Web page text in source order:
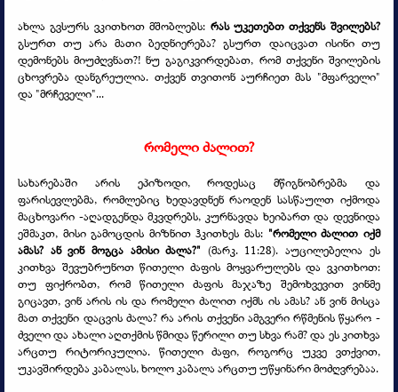
ახლა გვსურს ვკითხოთ მშობლებს: რას უკეთებთ თქვენს შვილებს?
გსურთ თუ არა მათი ბედნიერება? გსურთ დაიცვათ ისინი თუ
დემონებს მიუძღვნათ?! ნუ გაგიკვირდებათ, რომ თქვენი შვილების
ცხოვრება დანგრეულია. თქვენ თვითონ აურჩიეთ მას "მფარველი"
და "მრჩეველი"...
რომელი ძალით?
სახარებაში არის ეპიზოდი, როდესაც მწიგნობრებმა და
ფარისევლებმა, რომლებიც ხედავდნენ რაოდენ სასწაულთ იქმოდა
მაცხოვარი -აღადგენდა მკვდრებს, კურნავდა ხეიბართ და დევნიდა
ეშმაკთ, მისი გამოცდის მიზნით ჰკითხეს მას: "რომელი ძალით იქმ
ამას? ან ვინ მოგცა ამისი ძალა?" (მარკ. 11:28). აუცილებელია ეს
კითხვა შევუბრუნოთ წითელი ძაფის მოყვარულებს და ვკითხოთ:
თუ ფიქრობთ, რომ წითელი ძაფის მაჯაზე შემოხვევით ვინმე
გიცავთ, ვინ არის ის და რომელი ძალით იქმს ის ამას? ან ვინ მისცა
მათ თქვენი დაცვის ძალა? რა არის თქვენი ამგვერი რწმენის წყარო -
ძველი და ახალი აღთქმის წმიდა წერილი თუ სხვა რამ? და ეს კითხვა
არცთუ რიტორიკულია. წითელი ძაფი, როგორც უკვე ვთქვით,
უკავშირდება კაბალას, ხოლო კაბალა არცთუ უწყინარი მოძღვრებაა.